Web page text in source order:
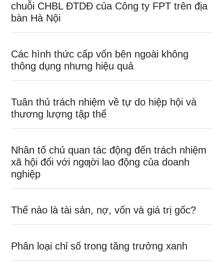
chuỗi CHBL ĐTDĐ của Công ty FPT trên địa
bàn Hà Nội
Các hình thức cấp vốn bên ngoài không
thông dụng nhưng hiệu quả
Tuân thủ trách nhiệm về tự do hiệp hội và
thương lượng tập thể
Nhân tố chủ quan tác động đến trách nhiệm
xã hội đối với ngƣời lao động của doanh
nghiệp
Thế nào là tài sản, nợ, vốn và giá trị gốc?
Phân loại chỉ số trong tăng trưởng xanh